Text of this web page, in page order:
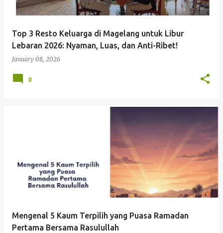
Top 3 Resto Keluarga di Magelang untuk Libur
Lebaran 2026: Nyaman, Luas, dan Anti-Ribet!
January 08, 2026
0
Mengenal 5 Kaum Terpilih yang Puasa Ramadan
Pertama Bersama Rasulullah